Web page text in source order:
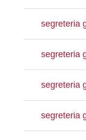
segreteria
segreteria
segreteria
segreteria